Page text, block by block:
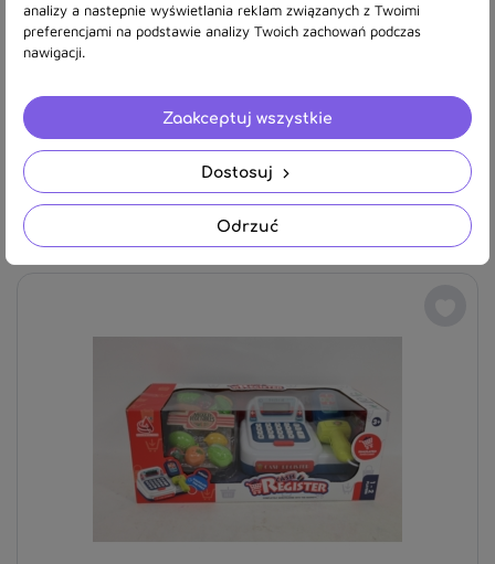
Kasa na baterie 676028 60287
analizy a nastepnie wyświetlania reklam związanych z Twoimi
preferencjami na podstawie analizy Twoich zachowań podczas
nawigacji.
Odrzuć
Dostosuj
Zaakceptuj wszystkie